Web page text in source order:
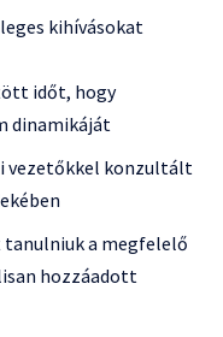
kihívásokat
időt, hogy
dinamikáját
vezetőkkel konzultált
a megfelelő
hozzáadott